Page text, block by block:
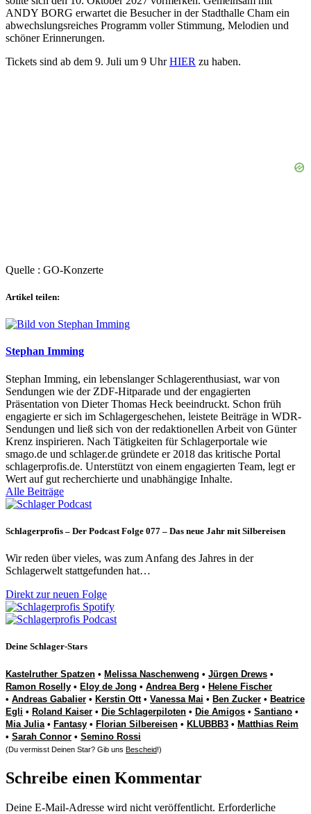
ANDY BORG erwartet die Besucher in der Stadthalle Cham ein
abwechslungsreiches Programm voller Stimmung, Melodien und
schöner Erinnerungen.
Tickets sind ab dem 9. Juli um 9 UhrHIER zu haben.
Quelle : GO-Konzerte
Artikel teilen:
Stephan Imming
Stephan Imming, ein lebenslanger Schlagerenthusiast, war von
Sendungen wie der ZDF-Hitparade und der engagierten
Präsentation von Dieter Thomas Heck beeindruckt. Schon früh
engagierte er sich im Schlagergeschehen, leistete Beiträge in WDR-
Sendungen und ließ sich von der redaktionellen Arbeit von Günter
Krenz inspirieren. Nach Tätigkeiten für Schlagerportale wie
smago.de und schlager.de gründete er 2018 das kritische Portal
schlagerprofis.de. Unterstützt von einem engagierten Team, legt er
Wert auf gut recherchierte und unabhängige Inhalte.
Alle Beiträge
Schlagerprofis – Der Podcast Folge 077 – Das neue Jahr mit Silbereisen
Wir reden über vieles, was zum Anfang des Jahres in der
Schlagerwelt stattgefunden hat…
Direkt zur neuen Folge
Deine Schlager-Stars
Kastelruther Spatzen • Melissa Naschenweng • Jürgen Drews •
Ramon Roselly • Eloy de Jong • Andrea Berg • Helene Fischer
• Andreas Gabalier • Kerstin Ott• Vanessa Mai • Ben Zucker • Beatrice
Egli • Roland Kaiser • Die Schlagerpiloten • Die Amigos • Santiano •
Mia Julia• Fantasy • Florian Silbereisen • KLUBBB3 • Matthias Reim
• Sarah Connor • Semino Rossi
(Du vermisst Deinen Star? Gib uns Bescheid!)
Schreibe einen Kommentar
Deine E-Mail-Adresse wird nicht veröffentlicht. Erforderliche